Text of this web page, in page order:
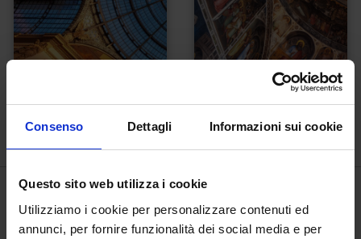
Consenso Dettagli Informazioni sui cookie
Questo sito web utilizza i cookie
Utilizziamo i cookie per personalizzare contenuti ed
annunci, per fornire funzionalità dei social media e per
Milano Grand Tour
€ 50,00
Padova Grand Tour
50,00